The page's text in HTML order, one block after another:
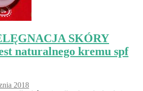
SKÓRY
naturalnego kremu spf
2018